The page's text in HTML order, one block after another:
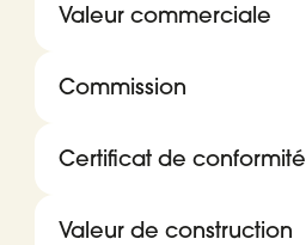
Valeur commerciale
Commission
Certificat de conformité
Valeur de construction